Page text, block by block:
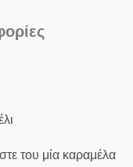
του μία καραμέλα